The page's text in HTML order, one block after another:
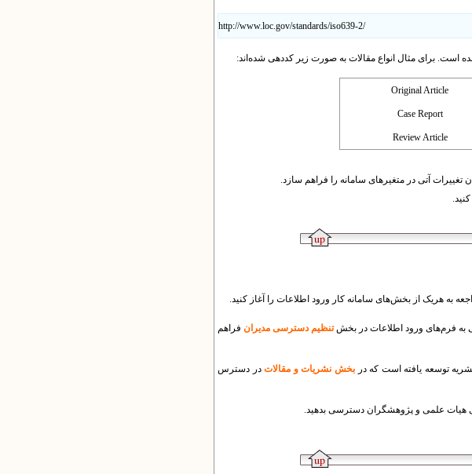
http://www.loc.gov/standards/iso639-2/
است. برای مثال انواع مقالات به صورت زیر کددهی شده‌اند:
Original Article
Case Report
Review Article
تغییرات آتی در متغیرهای سامانه را فراهم سازد.
به هریک از بخش‌های سامانه کار ورود اطلاعات را آغاز کنید.
به فرم‌های ورود اطلاعات در بخشتنظیم دسترسی مدیران فراهم
بخش نشریات و مقالاتدر دسترس
هیات علمی و پژوهشگران دسترسی بدهید.